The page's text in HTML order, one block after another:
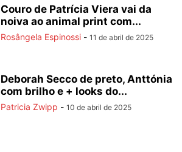
Couro de Patrícia Viera vai da
noiva ao animal print com...
Rosângela Espinossi - 11 de abril de 2025
Deborah Secco de preto, Anttónia
com brilho e + looks do...
Patricia Zwipp - 10 de abril de 2025